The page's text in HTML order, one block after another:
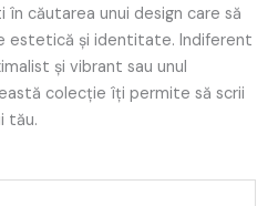
căutarea unui design care să
estetică și identitate. Indiferent
și vibrant sau unul
colecție îți permite să scrii
tău.